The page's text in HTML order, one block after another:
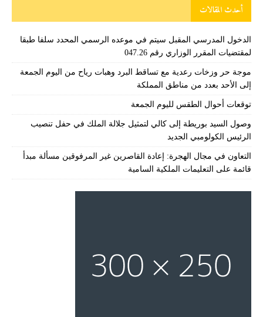
أحدث المقالات
الدخول المدرسي المقبل سیتم في موعده الرسمي المحدد سلفا طبقا
لمقتضیات المقرر الوزاري رقم 047.26
موجة حر وزخات رعدية مع تساقط البرد وهبات رياح من اليوم الجمعة
إلى الأحد بعدد من مناطق المملكة
توقعات أحوال الطقس لليوم الجمعة
وصول السيد بوريطة إلى كالي لتمثيل جلالة الملك في حفل تنصيب
الرئيس الكولومبي الجديد
التعاون في مجال الهجرة: إعادة القاصرين غير المرفوقين مسألة مبدأ
قائمة على التعليمات الملكية السامية